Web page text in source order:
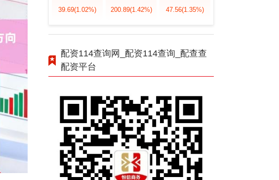
39.69(1.02%) 200.89(1.42%) 47.56(1.35%)
配资114查询网_配资114查询_配查查
配资平台